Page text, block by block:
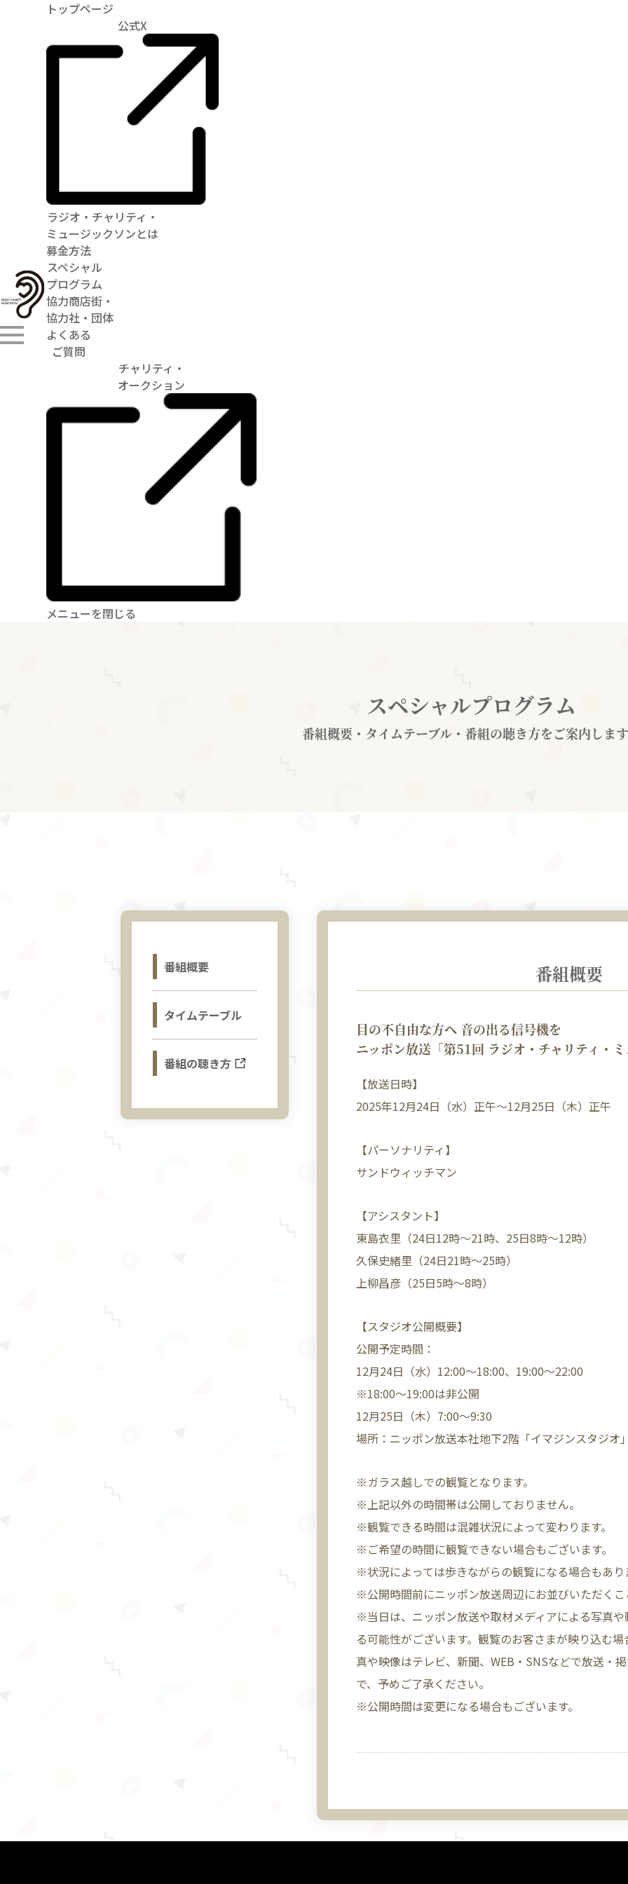
トップページ
公式X
ラジオ・チャリティ・
ミュージックソンとは
募金方法
スペシャル
プログラム
協力商店街・
協力社・団体
よくある
ご質問
チャリティ・
オークション
メニューを閉じる
スペシャルプログラム
番組概要・タイムテーブル・番組の聴き方をご案内しま
番組概要
タイムテーブル
番組の聴き方
番組概要
目の不自由な方へ 音の出る信号機を
ニッポン放送「第51回 ラジオ・チャリティ・
【放送日時】
2025年12月24日（水）正午～12月25日（木）正午
【パーソナリティ】
サンドウィッチマン
【アシスタント】
東島衣里（24日12時～21時、25日8時～12時）
久保史緒里（24日21時～25時）
上柳昌彦（25日5時～8時）
【スタジオ公開概要】
公開予定時間：
12月24日（水）12:00～18:00、19:00～22:00
※18:00～19:00は非公開
12月25日（木）7:00～9:30
場所：ニッポン放送本社地下2階「イマジンスタジオ
※ガラス越しでの観覧となります。
※上記以外の時間帯は公開しておりません。
※観覧できる時間は混雑状況によって変わります。
※ご希望の時間に観覧できない場合もございます。
※状況によっては歩きながらの観覧になる場合もあり
※公開時間前にニッポン放送周辺にお並びいただく
※当日は、ニッポン放送や取材メディアによる写真
る可能性がございます。観覧のお客さまが映り込む
真や映像はテレビ、新聞、WEB・SNSなどで放送・
で、予めご了承ください。
※公開時間は変更になる場合もございます。